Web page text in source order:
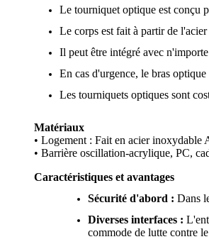
Le tourniquet optique est conçu
Le corps est fait à partir de
Il peut être intégré avec
En cas d'urgence, le bras
Les tourniquets optiques sont
Matériaux
• Logement : Fait en acier
• Barrière oscillation-acrylique, PC,
Caractéristiques et avantages
Sécurité d'abord : Dans
Diverses interfaces :
commode de lutte contre